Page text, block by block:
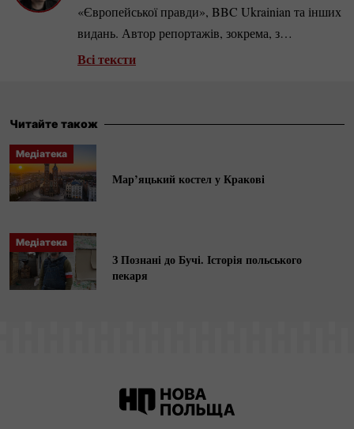
«Європейської правди», BBC Ukrainian та інших
видань. Автор репортажів, зокрема, з
прифронтових південноукраїнських міст під час
Всі тексти
Читайте також
Медіатека
Мар’яцький костел у Кракові
Медіатека
З Познані до Бучі. Історія польського
пекаря